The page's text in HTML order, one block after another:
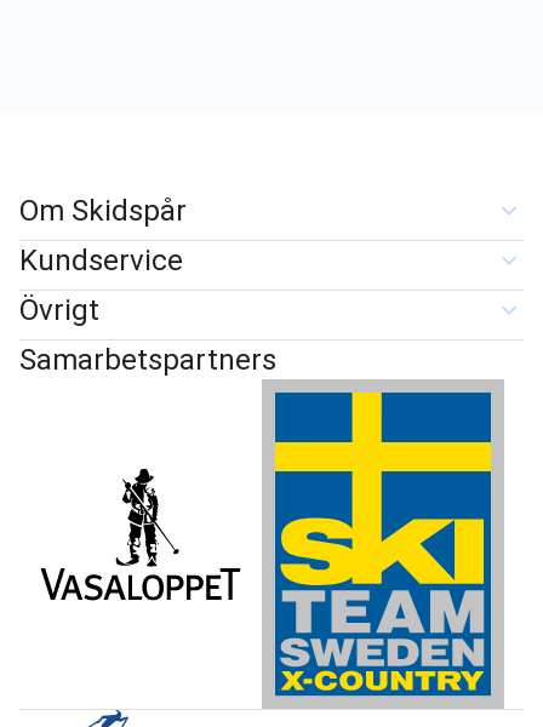
Om Skidspår
Kundservice
Övrigt
Samarbetspartners